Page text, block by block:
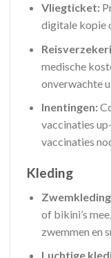
Vliegticket:
digitale kopie
medische
onverwachte
Inentingen:
vaccinaties
vaccinaties
Kleding
of bikini’s
zwemmen en
Luchtige